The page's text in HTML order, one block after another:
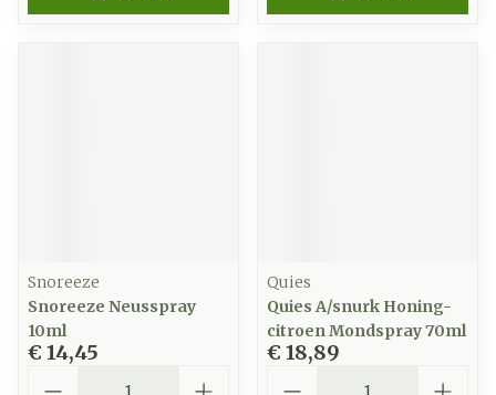
Snoreeze
Snoreeze Neusspray
10ml
€ 14,45
Quies
Quies A/snurk Honing-
citroen Mondspray 70ml
€ 18,89